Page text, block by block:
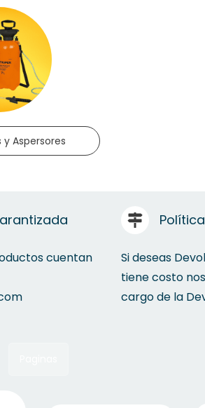
Aspersores
cuentan
Si deseas
tiene costo
cargo de la